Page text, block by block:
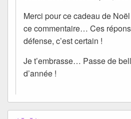
Merci pour ce cadeau de
ce commentaire… Ces
défense, c’est certain !
Je t’embrasse… Passe de
d’année !